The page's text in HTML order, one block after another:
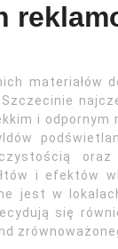
materiałów
i odpornym
i efektów
jest w
się